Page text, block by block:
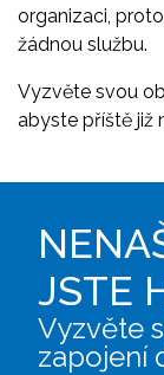
organizaci,
žádnou službu.
Vyzvěte svou
abyste příště již
JSTE
Vyzvěte
zapojení